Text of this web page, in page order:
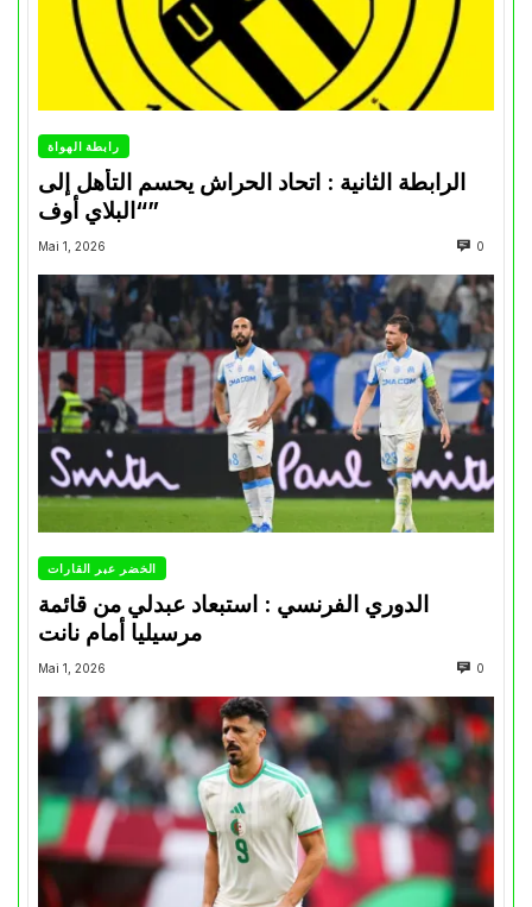
رابطة الهواة
الرابطة الثانية : اتحاد الحراش يحسم التأهل إلى
“البلاي أوف”
Mai 1, 2026 0
الخضر عبر القارات
الدوري الفرنسي : استبعاد عبدلي من قائمة
مرسيليا أمام نانت
Mai 1, 2026 0